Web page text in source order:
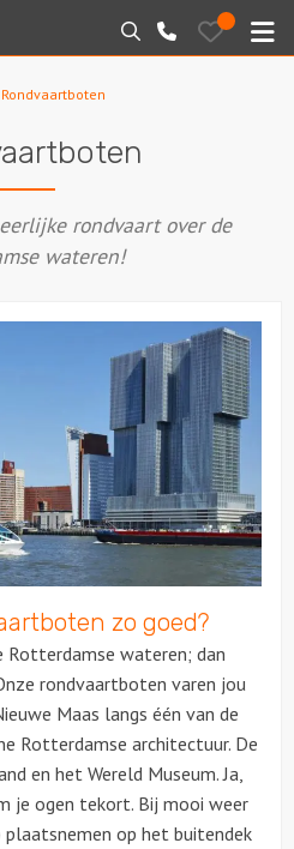
Zoeken
010-
7271205
Bewaarde
uitjes
Varen
ons
Rondvaartboten
rondvaart over de
wateren!
zo goed?
Rotterdamse wateren; dan
rondvaartboten varen jou
Maas langs één van de
Rotterdamse architectuur. De
en het Wereld Museum. Ja,
je ogen tekort. Bij mooi weer
plaatsnemen op het buitendek